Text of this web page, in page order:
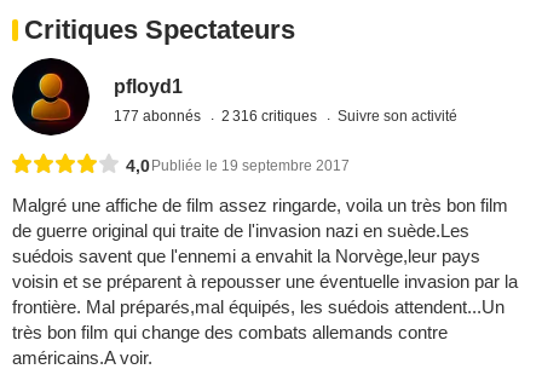
Critiques Spectateurs
pfloyd1
177 abonnés 2 316 critiques Suivre son activité
4,0 Publiée le 19 septembre 2017
Malgré une affiche de film assez ringarde, voila un très bon film
de guerre original qui traite de l'invasion nazi en suède.Les
suédois savent que l'ennemi a envahit la Norvège,leur pays
voisin et se préparent à repousser une éventuelle invasion par la
frontière. Mal préparés,mal équipés, les suédois attendent...Un
très bon film qui change des combats allemands contre
américains.A voir.